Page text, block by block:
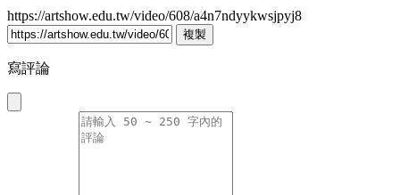
https://artshow.edu.tw/video/608/a4n7ndyykwsjpyj8
複製
寫評論